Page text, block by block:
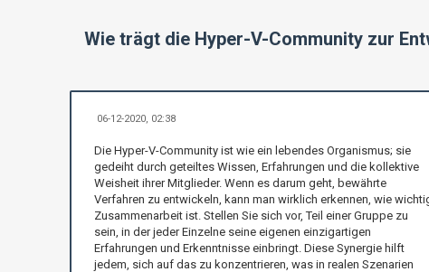
Wie trägt die Hyper-V-Community zur
06-12-2020, 02:38
Die Hyper-V-Community ist wie ein lebendes Organismus; sie
gedeiht durch geteiltes Wissen, Erfahrungen und die kollektive
Weisheit ihrer Mitglieder. Wenn es darum geht, bewährte
Verfahren zu entwickeln, kann man wirklich erkennen, wie
Zusammenarbeit ist. Stellen Sie sich vor, Teil einer Gruppe zu
sein, in der jeder Einzelne seine eigenen einzigartigen
Erfahrungen und Erkenntnisse einbringt. Diese Synergie hilft
jedem, sich auf das zu konzentrieren, was in realen Szenarien